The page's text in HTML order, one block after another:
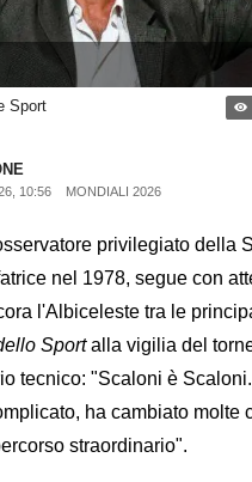
Sport
10:56 MONDIALI 2026
privilegiato della
nel 1978, segue con
l'Albiceleste tra le
Sportalla vigilia del
tecnico: "Scaloni è
ha cambiato molte
straordinario".